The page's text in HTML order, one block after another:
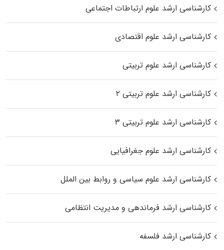
کارشناسی ارشد علوم ارتباطات اجتماعی
کارشناسی ارشد علوم اقتصادی
کارشناسی ارشد علوم تربیتی
کارشناسی ارشد علوم تربیتی ۲
کارشناسی ارشد علوم تربیتی ۳
کارشناسی ارشد علوم جغرافیایی
کارشناسی ارشد علوم سیاسی و روابط بین الملل
کارشناسی ارشد فرماندهی و مدیریت انتظامی
کارشناسی ارشد فلسفه